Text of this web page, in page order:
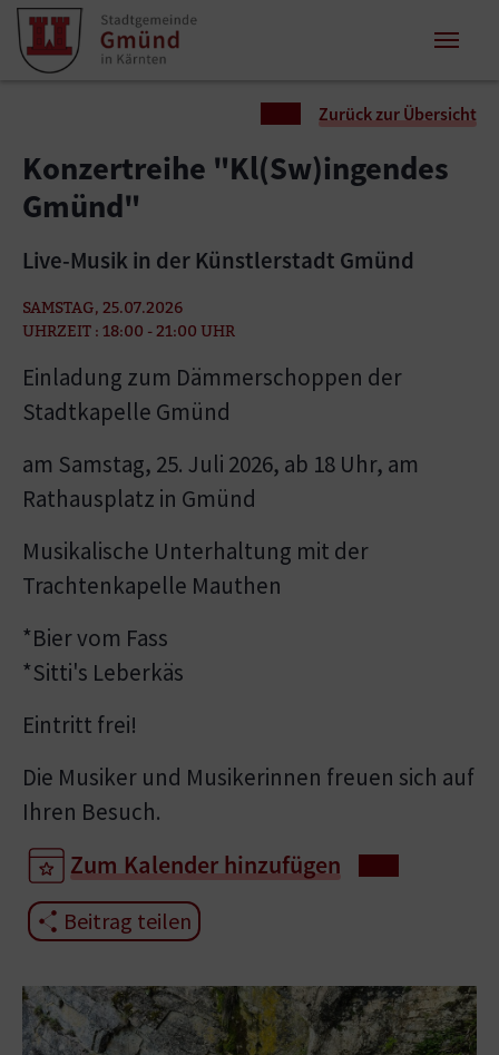
Zum Inhalt springen
Zum Seitenende springen
Zurück zur Übersicht
Konzertreihe "Kl(Sw)ingendes
Gmünd"
Live-Musik in der Künstlerstadt Gmünd
SAMSTAG, 25.07.2026
UHRZEIT : 18:00 - 21:00 UHR
Einladung zum Dämmerschoppen der
Stadtkapelle Gmünd
am Samstag, 25. Juli 2026, ab 18 Uhr, am
Rathausplatz in Gmünd
Musikalische Unterhaltung mit der
Trachtenkapelle Mauthen
*Bier vom Fass
*Sitti's Leberkäs
Eintritt frei!
Die Musiker und Musikerinnen freuen sich auf
Ihren Besuch.
Zum Kalender hinzufügen
Beitrag teilen